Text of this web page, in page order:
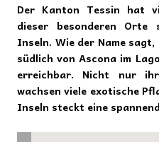
Der Kanton Tessin hat
dieser besonderen Orte
Inseln. Wie der Name
südlich von Ascona im
erreichbar. Nicht nur
wachsen viele exotische
Inseln steckt eine